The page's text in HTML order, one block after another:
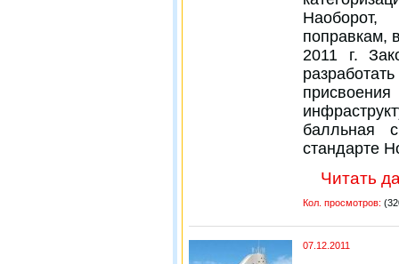
поправкам,
2011 г.
балльная
стандарте
Читать
Кол. просмотров:
07.12.2011